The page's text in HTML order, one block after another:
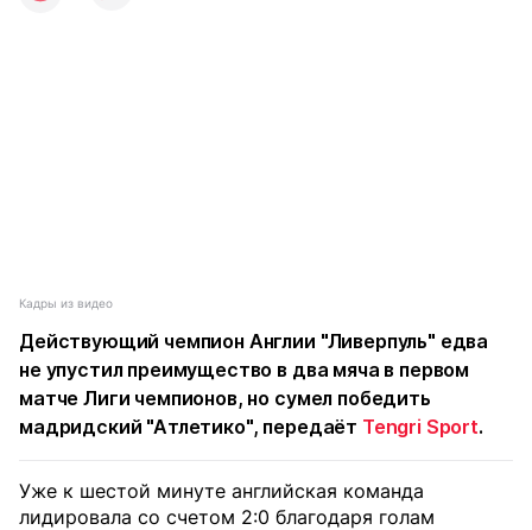
Кадры из видео
Действующий чемпион Англии "Ливерпуль" едва
не упустил преимущество в два мяча в первом
матче Лиги чемпионов, но сумел победить
мадридский "Атлетико", передаёт Tengri Sport.
Уже к шестой минуте английская команда
лидировала со счетом 2:0 благодаря голам